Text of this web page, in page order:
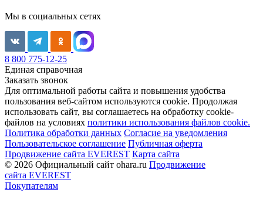
Мы в социальных сетях
8 800 775-12-25
Единая справочная
Заказать звонок
Для оптимальной работы сайта и повышения удобства
пользования веб-сайтом используются cookie. Продолжая
использовать сайт, вы соглашаетесь на обработку cookie-
файлов на условиях политики использования файлов cookie.
Политика обработки данных Согласие на уведомления
Пользовательское соглашение Публичная оферта
Продвижение сайта EVEREST Карта сайта
© 2026 Официальный сайт ohara.ru Продвижение
сайта EVEREST
Покупателям